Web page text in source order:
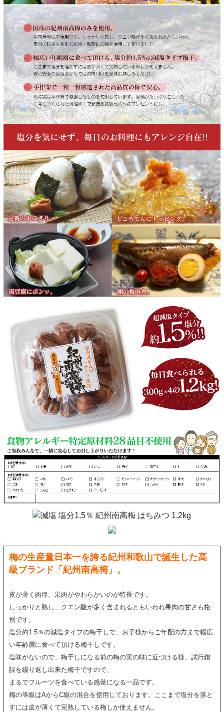
梅の生産量日本一を誇る紀州和歌山で誕生した高
級ブランド「紀州南高梅」。
皮が薄く肉厚、果肉がやわらかいのが特長です。
しっかりと熟し、クエン酸が多く含まれるともいわれ果肉の甘さも格
別です。
塩分約1.5％の減塩タイプの梅干しで、お子様からご年配の方まで幅広
い年齢層に食べて頂ける梅干しです。
塩味がないので、梅干しになる前の梅の実の味に近づける様、試行錯
誤を繰り返し出来た梅干ですので、
まるでフルーツを食べている感覚になる一品です。
梅の等級はAからC級の混合を使用しております。ここまで塩分を落と
すには皮が薄くて完熟している梅しか使えません。